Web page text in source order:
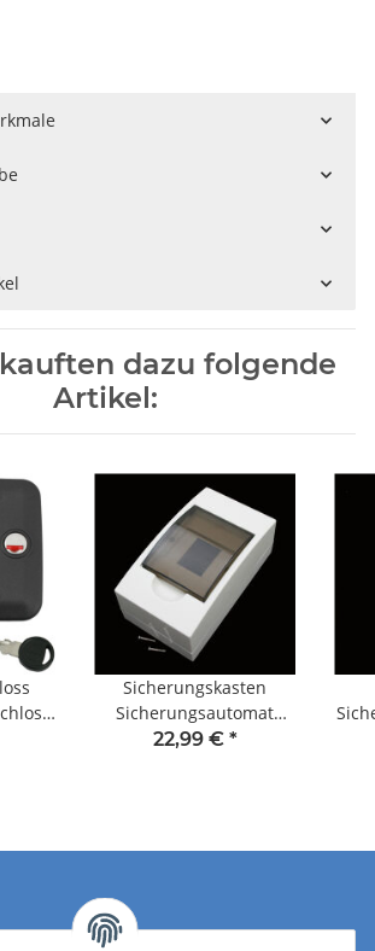
dazu folgende
Artikel:
Sicherungskasten
Sicherungsautomat
vierreihig Wohnwagen
22,99 € *